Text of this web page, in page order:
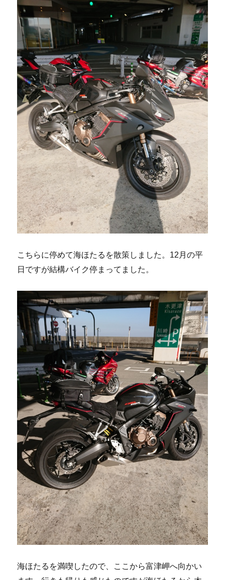
こちらに停めて海ほたるを散策しました。12月の平
日ですが結構バイク停まってました。
海ほたるを満喫したので、ここから富津岬へ向かい